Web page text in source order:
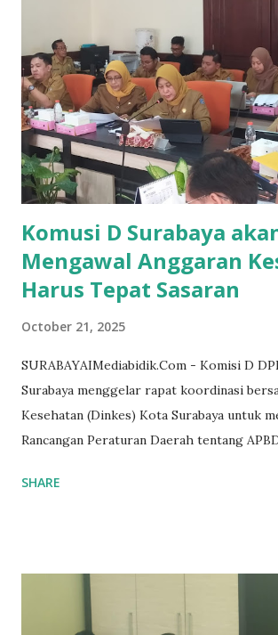
Menurutnya, kelompok laki-laki yang
sesama jenis termasuk kategori berisiko
penularan HIV/AIDS. Ia menilai bahwa
tentang HIV/AIDS sudah banyak,
saat ini, namun tetap saja perilaku
"Fenomena ini seperti gunung es. Yang
sedikit, tapi di bawahnya bisa jauh lebih ...
Komusi D Surabaya
Mengawal Anggaran
Harus Tepat Sasaran
October 21, 2025
SURABAYAIMediabidik.Com - Komisi D
Surabaya menggelar rapat koordinasi
Kesehatan (Dinkes) Kota Surabaya untuk
Rancangan Peraturan Daerah tentang
dr. Akmarawita Kadir pada Selasa (21/10/
pergeseran anggaran di sektor
pengadaan alat kesehatan, pelayanan
SHARE